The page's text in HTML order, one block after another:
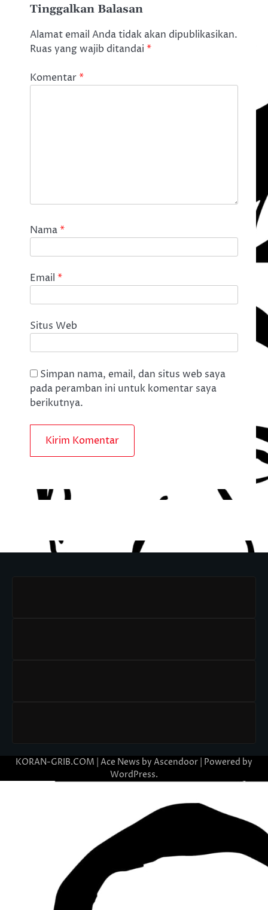
Tinggalkan Balasan
Alamat email Anda tidak akan dipublikasikan.
Ruas yang wajib ditandai *
Komentar*
Nama*
Email *
Situs Web
Simpan nama, email, dan situs web saya
pada peramban ini untuk komentar saya
berikutnya.
KORAN-GRIB.COM | Ace News by Ascendoor | Powered by
WordPress.